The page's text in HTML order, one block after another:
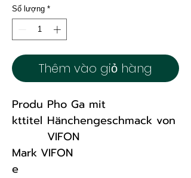
Số lượng *
Thêm vào giỏ hàng
Produ
kttitel
Pho Ga mit
Hänchengeschmack von
VIFON
Mark
e
VIFON